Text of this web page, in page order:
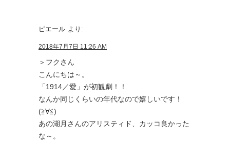
ピエール より:
2018年7月7日 11:26 AM
＞フクさん
こんにちは～。
「1914／愛」が初観劇！！
なんか同じくらいの年代なので嬉しいです！
(≧∀≦)
あの湖月さんのアリスティド、カッコ良かった
な～。